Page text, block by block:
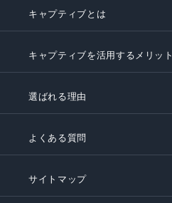
キャプティブとは
キャプティブを活用するメリット
選ばれる理由
よくある質問
サイトマップ